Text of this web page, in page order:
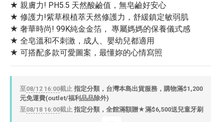
★ 親膚力! PH5.5 天然酸鹼值，無皂鹼好安心
★ 修護力!紫草根植萃天然修護力，舒緩鎮定敏弱肌
★ 奢華時尚! 99K純金金箔， 專屬媽媽的保養儀式感
★ 全皂溫和不刺激，成人、嬰幼兒都適用
★ 可搭配多款可愛圖案，最懂妳的心情寫照
至08/12 16:00截止 指定分類，台灣本島出貨服務，購物滿$1,200
元免運費(outlet/福利品品除外)
至08/18 16:00截止 指定分類，全館滿額贈★滿$6,500送兒童牙刷